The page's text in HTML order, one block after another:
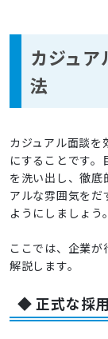
カジュ
法
カジュアル面談を
にすることです。
を洗い出し、徹底
アルな雰囲気をだ
ようにしましょう。
ここでは、企業が
解説します。
◆ 正式な採